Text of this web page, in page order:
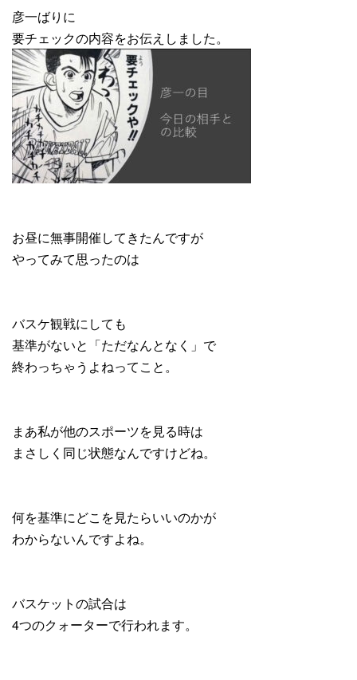
彦一ばりに
要チェックの内容をお伝えしました。
お昼に無事開催してきたんですが
やってみて思ったのは
バスケ観戦にしても
基準がないと「ただなんとなく」で
終わっちゃうよねってこと。
まあ私が他のスポーツを見る時は
まさしく同じ状態なんですけどね。
何を基準にどこを見たらいいのかが
わからないんですよね。
バスケットの試合は
4つのクォーターで行われます。